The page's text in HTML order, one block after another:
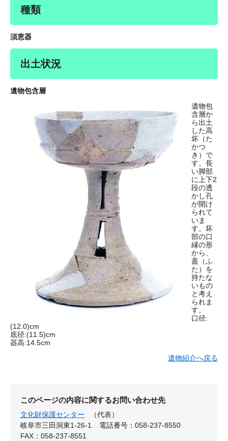
種類
須恵器
出土状況
遺物包含層
遺物包
含層か
ら出土
した高
坏（た
かつ
き）で
す。長
い脚部
に上下2
段の透
かし孔
が開け
られて
いま
す。坏
部の口
縁の形
から、
蓋（ふ
た）を
持たな
いもの
と考え
られま
す。
口径:
(12.0)cm
底径:(11.5)cm
器高:14.5cm
遺物紹介へ戻る
このページの内容に関するお問い合わせ先
文化財保護センター
（代表）
岐阜市三田洞東1-26-1
電話番号：058-237-8550
FAX：058-237-8551